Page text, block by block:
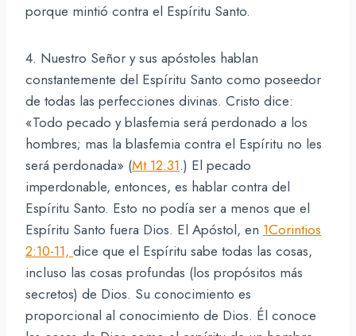
porque mintió contra el Espíritu Santo.
4. Nuestro Señor y sus apóstoles hablan
constantemente del Espíritu Santo como poseedor
de todas las perfecciones divinas. Cristo dice:
«Todo pecado y blasfemia será perdonado a los
hombres; mas la blasfemia contra el Espíritu no les
será perdonada» (Mt 12:31.) El pecado
imperdonable, entonces, es hablar contra del
Espíritu Santo. Esto no podía ser a menos que el
Espíritu Santo fuera Dios. El Apóstol, en 1Corintios
2:10-11, dice que el Espíritu sabe todas las cosas,
incluso las cosas profundas (los propósitos más
secretos) de Dios. Su conocimiento es
proporcional al conocimiento de Dios. Él conoce